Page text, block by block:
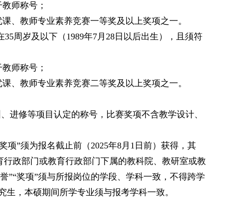
师称号；
、教师专业素养竞赛一等奖及以上奖项之一。
周岁及以下（1989年7月28日以后出生），且须符
师称号；
、教师专业素养竞赛二等奖及以上奖项之一。
进修等项目认定的称号，比赛奖项不含教学设计、
项”须为报名截止前（2025年8月1日前）获得，其
行政部门或教育行政部门下属的教科院、教研室或教
”“奖项”须与所报岗位的学段、学科一致，不得跨学
，本硕期间所学专业须与报考学科一致。